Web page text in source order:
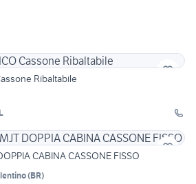
Ribaltabile
CABINA CASSONE FISSO
(BR)